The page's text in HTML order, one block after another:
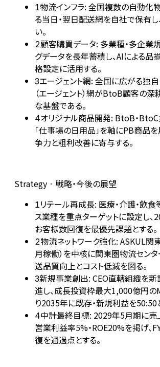
1物流インフラ: 全国複数の自動化
る当日・翌日配送網を自社で保有
い。
2顧客購買データ: 多業種・多企業
グデータを長年蓄積し、AIによる品
格設定に活用する。
3エージェント網: 全国に広がる独
（エージェント）網がBtoB顧客の
な基盤である。
4オリジナル商品開発: BtoB・
「仕事場の日用品」を軸にPB商品
争力と粗利改善に寄与する。
Strategy · 戦略・今後の展望
1リテール再成長: 医療・介護・飲
ス業種を重点ターゲットに設定し
お客様数回復を最優先課題とする。
2物流ネットワーク強化: ASKUL関
月稼働）を中核に関東圏物流センタ
送品質向上とコスト低減を図る。
3新規事業創出: CEO直轄組織を新
進し、成長投資枠最大1,000億円の
り2035年に既存・新規利益を50:50
4中計最終目標: 2029年5月期に売
営業利益率5%・ROE20%を掲げ、
復を通過点とする。